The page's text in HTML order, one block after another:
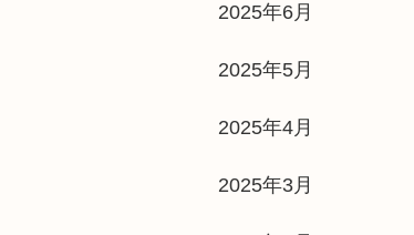
2025年6月
2025年5月
2025年4月
2025年3月